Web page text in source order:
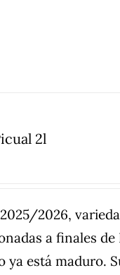
2l
2026,
a finales
está maduro.